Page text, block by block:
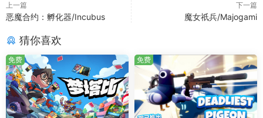
操作系统:
Windows 10 64bit / Windows 11
Radeon FX-8120 3.1GHz 或更高配置
内存:8 GB RAM
显卡:NVIDIA GTX 1060／AMD Radeon RX
480 或更高配置
DIRECTX 版本:11
上一篇
恶魔合约：孵化器/Incubus
下一篇
魔女祇兵/Majogami
猜你喜欢
免费 免费